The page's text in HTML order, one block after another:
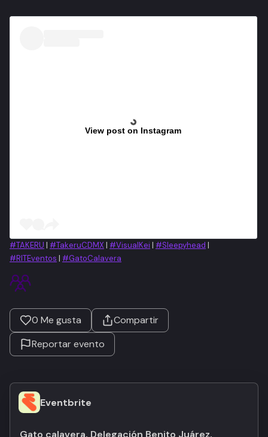
View post on Instagram
#TAKERU | #TakeruCDMX | #VisualKei | #Sleepyhead |
#RITEventos | #GatoCalavera
0 Me gusta
Compartir
Reportar evento
Eventbrite
Gato calavera, Delegación Benito Juárez,